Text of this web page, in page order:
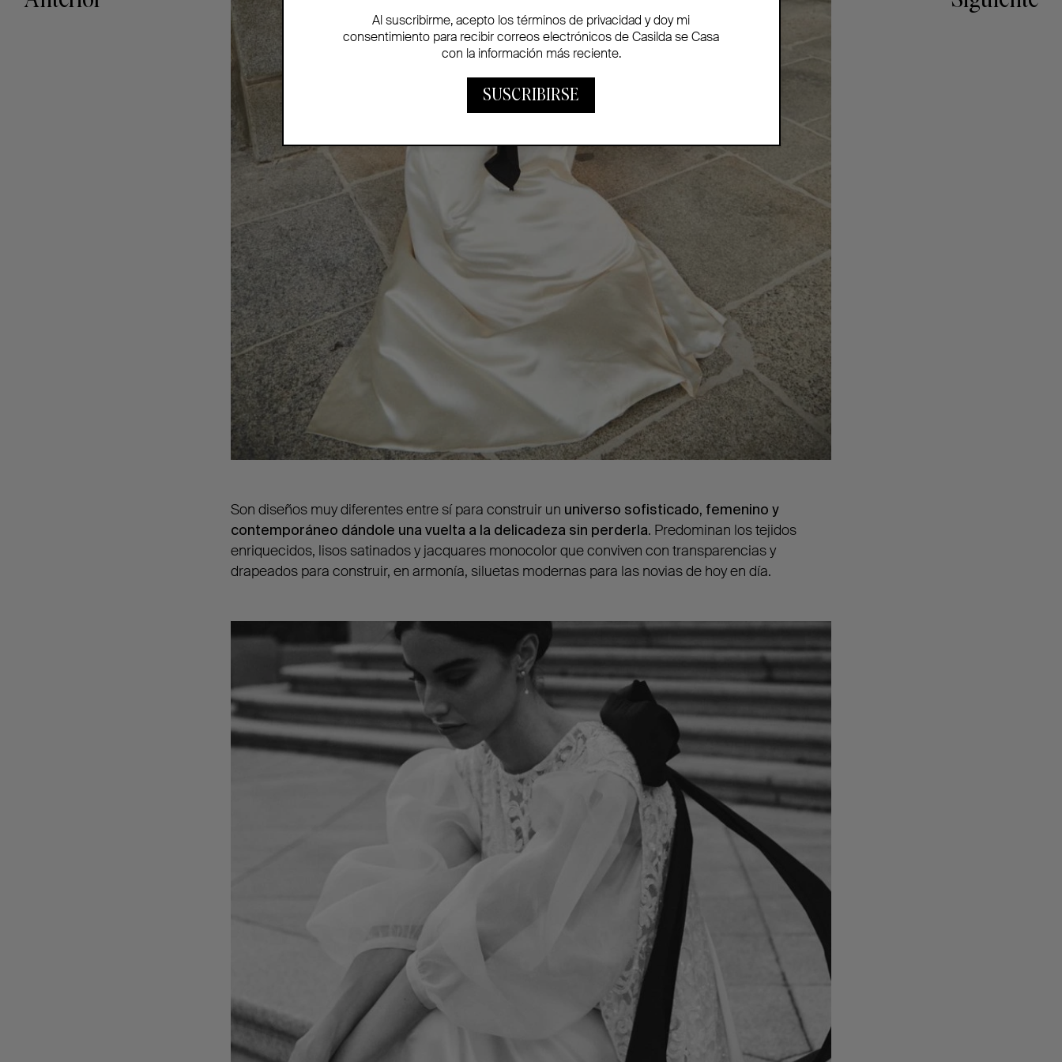
Son diseños muy diferentes entre sí para construir un universo sofisticado, femenino y
contemporáneo dándole una vuelta a la delicadeza sin perderla. Predominan los tejidos
enriquecidos, lisos satinados y jacquares monocolor que conviven con transparencias y
drapeados para construir, en armonía, siluetas modernas para las novias de hoy en día.
Al suscribirme, acepto los términos de privacidad y doy mi
consentimiento para recibir correos electrónicos de Casilda se Casa
con la información más reciente.
SUSCRIBIRSE